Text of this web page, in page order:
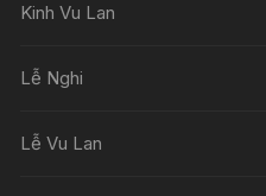
Kinh Vu Lan
Lễ Nghi
Lễ Vu Lan